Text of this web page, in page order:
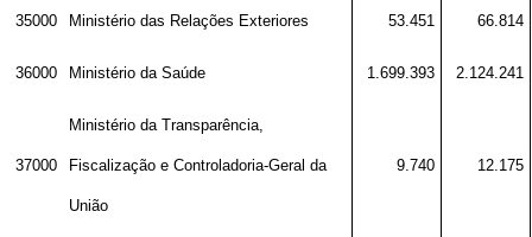
35000 Ministério das Relações Exteriores 53.451 66.814
36000 Ministério da Saúde 1.699.393 2.124.241
37000
Ministério da Transparência,
Fiscalização e Controladoria-Geral da
União
9.740 12.175